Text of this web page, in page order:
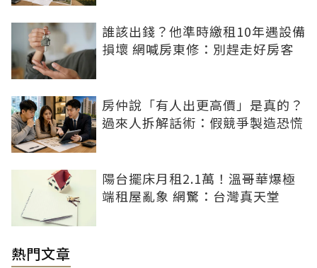
誰該出錢？他準時繳租10年遇設備
損壞 網喊房東修：別趕走好房客
房仲說「有人出更高價」是真的？
過來人拆解話術：假競爭製造恐慌
陽台擺床月租2.1萬！溫哥華爆極
端租屋亂象 網驚：台灣真天堂
熱門文章